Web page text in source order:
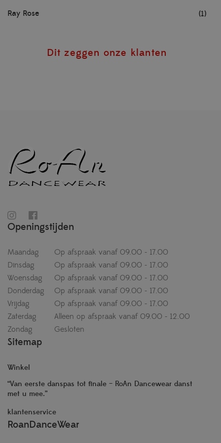
Ray Rose (1)
Dit zeggen onze klanten
Openingstijden
Maandag
Op afspraak vanaf 09.00 - 17.00
Dinsdag
Op afspraak vanaf 09.00 - 17.00
Woensdag
Op afspraak vanaf 09.00 - 17.00
Donderdag
Op afspraak vanaf 09.00 - 17.00
Vrijdag
Op afspraak vanaf 09.00 - 17.00
Zaterdag
Alleen op afspraak vanaf 09.00 - 12.00
Zondag
Gesloten
Sitemap
Winkel
“Van eerste danspas tot finale – RoAn Dancewear danst
met u mee.”
klantenservice
RoanDanceWear